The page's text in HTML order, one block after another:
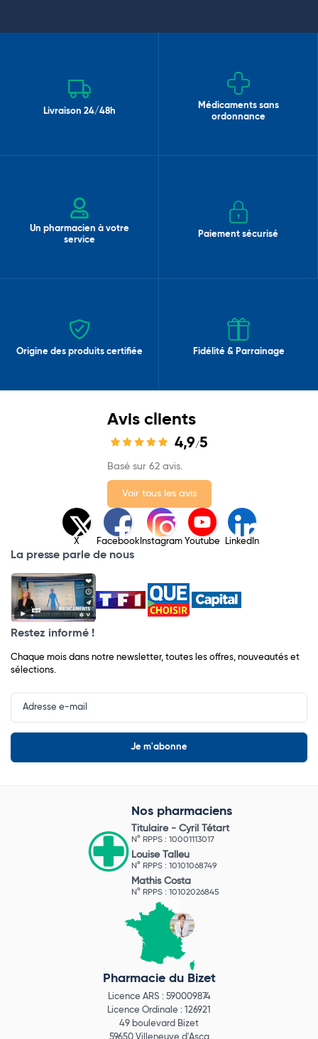
Livraison 24/48h
Médicaments sans
ordonnance
Un pharmacien à votre
service
Paiement sécurisé
Origine des produits certifiée Fidélité & Parrainage
Avis clients
4,9/5
Basé sur 62 avis.
Voir tous les avis
X Facebook Instagram Youtube LinkedIn
La presse parle de nous
Restez informé !
Chaque mois dans notre newsletter, toutes les offres, nouveautés et
sélections.
Input
Newsletter
Nos pharmaciens
Titulaire - Cyril Tétart
N° RPPS : 10001113017
Louise Talleu
N° RPPS : 10101068749
Mathis Costa
N° RPPS : 10102026845
Pharmacie du Bizet
Licence ARS : 590009874
Licence Ordinale : 126921
49 boulevard Bizet